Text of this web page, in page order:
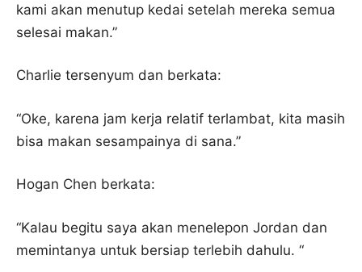
kami akan menutup kedai setelah mereka semua
selesai makan.”
Charlie tersenyum dan berkata:
“Oke, karena jam kerja relatif terlambat, kita masih
bisa makan sesampainya di sana.”
Hogan Chen berkata:
“Kalau begitu saya akan menelepon Jordan dan
memintanya untuk bersiap terlebih dahulu. “